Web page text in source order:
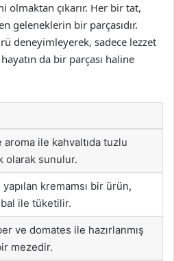
olmaktan çıkarır. Her bir tat,
geleneklerin bir parçasıdır.
deneyimleyerek, sadece lezzet
da bir parçası haline
aroma ile kahvaltıda tuzlu
olarak sunulur.
kremamsı bir ürün,
ile tüketilir.
ve domates ile hazırlanmış
mezedir.